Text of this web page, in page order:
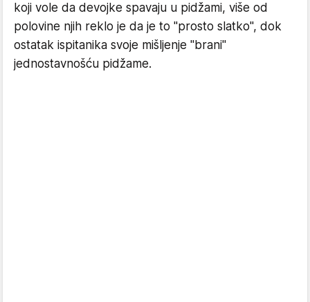
koji vole da devojke spavaju u pidžami, više od
polovine njih reklo je da je to "prosto slatko", dok
ostatak ispitanika svoje mišljenje "brani"
jednostavnošću pidžame.